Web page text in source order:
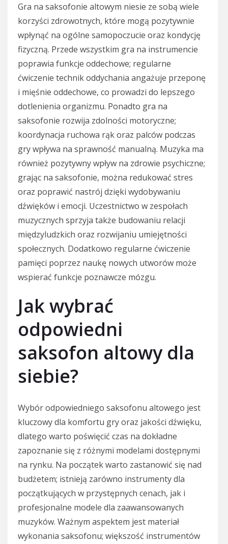
Gra na saksofonie altowym niesie ze sobą wiele
korzyści zdrowotnych, które mogą pozytywnie
wpłynąć na ogólne samopoczucie oraz kondycję
fizyczną. Przede wszystkim gra na instrumencie
poprawia funkcje oddechowe; regularne
ćwiczenie technik oddychania angażuje przeponę
i mięśnie oddechowe, co prowadzi do lepszego
dotlenienia organizmu. Ponadto gra na
saksofonie rozwija zdolności motoryczne;
koordynacja ruchowa rąk oraz palców podczas
gry wpływa na sprawność manualną. Muzyka ma
również pozytywny wpływ na zdrowie psychiczne;
grając na saksofonie, można redukować stres
oraz poprawić nastrój dzięki wydobywaniu
dźwięków i emocji. Uczestnictwo w zespołach
muzycznych sprzyja także budowaniu relacji
międzyludzkich oraz rozwijaniu umiejętności
społecznych. Dodatkowo regularne ćwiczenie
pamięci poprzez naukę nowych utworów może
wspierać funkcje poznawcze mózgu.
Jak wybrać
odpowiedni
saksofon altowy dla
siebie?
Wybór odpowiedniego saksofonu altowego jest
kluczowy dla komfortu gry oraz jakości dźwięku,
dlatego warto poświęcić czas na dokładne
zapoznanie się z różnymi modelami dostępnymi
na rynku. Na początek warto zastanowić się nad
budżetem; istnieją zarówno instrumenty dla
początkujących w przystępnych cenach, jak i
profesjonalne modele dla zaawansowanych
muzyków. Ważnym aspektem jest materiał
wykonania saksofonu; większość instrumentów